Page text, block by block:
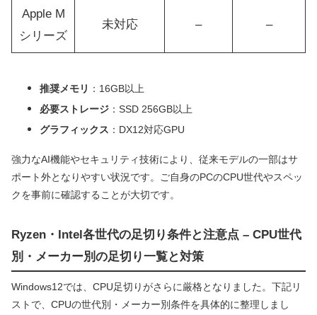
Apple M
シリーズ
未対応 – –
推奨メモリ ：16GB以上
必要ストレージ ：SSD 256GB以上
グラフィックス ：DX12対応GPU
強力なAI機能やセキュリティ技術により、従来モデルの一部はサ
ポート外となりやすい状況です。ご自身のPCのCPU世代やスペッ
クを事前に確認することが大切です。
Ryzen・Intel各世代の足切り条件と注意点 – CPU世代
別・メーカー別の足切り一覧と対策
Windows12では、CPU足切りがさらに厳格となりました。下記リ
ストで、CPUの世代別・メーカー別条件を具体的に整理しまし